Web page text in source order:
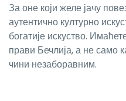
За оне који желе јачу
аутентично културно
богатије искуство.
прави Бечлија, а не само
чини незаборавним.